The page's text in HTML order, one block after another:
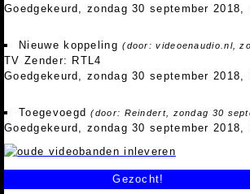
Goedgekeurd, zondag 30 september 2018,
Nieuwe koppeling(door: videoenaudio.nl,
TV Zender: RTL4
Goedgekeurd, zondag 30 september 2018,
Toegevoegd(door: Reindert, zondag 30
Goedgekeurd, zondag 30 september 2018,
Gezocht!